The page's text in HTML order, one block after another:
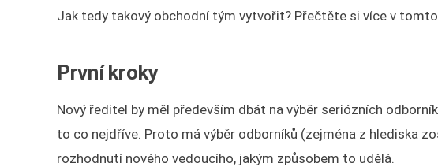
Jak tedy takový obchodní tým vytvořit? Přečtěte si více v
První kroky
Nový ředitel by měl především dbát na výběr seriózních
to co nejdříve. Proto má výběr odborníků (zejména z hlediska
rozhodnutí nového vedoucího, jakým způsobem to udělá.